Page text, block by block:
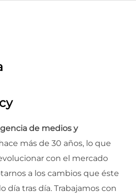
de medios y
más de 30 años, lo que
con el mercado
a los cambios que éste
día tras día. Trabajamos con